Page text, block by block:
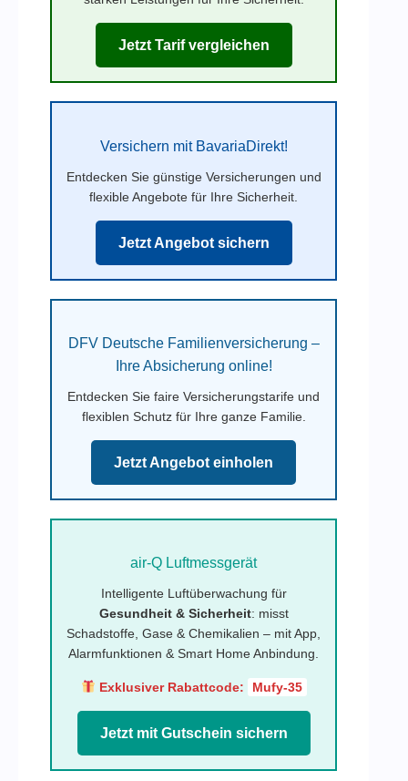
Jetzt Tarif vergleichen
Versichern mit BavariaDirekt!
Entdecken Sie günstige Versicherungen und
flexible Angebote für Ihre Sicherheit.
Jetzt Angebot sichern
DFV Deutsche Familienversicherung –
Ihre Absicherung online!
Entdecken Sie faire Versicherungstarife und
flexiblen Schutz für Ihre ganze Familie.
Jetzt Angebot einholen
air-Q Luftmessgerät
Intelligente Luftüberwachung für
Gesundheit & Sicherheit: misst
Schadstoffe, Gase & Chemikalien – mit App,
Alarmfunktionen & Smart Home Anbindung.
Exklusiver Rabattcode: Mufy-35
Jetzt mit Gutschein sichern